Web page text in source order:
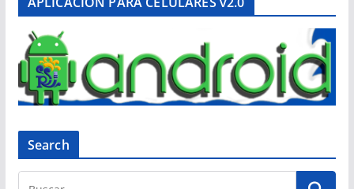
Search